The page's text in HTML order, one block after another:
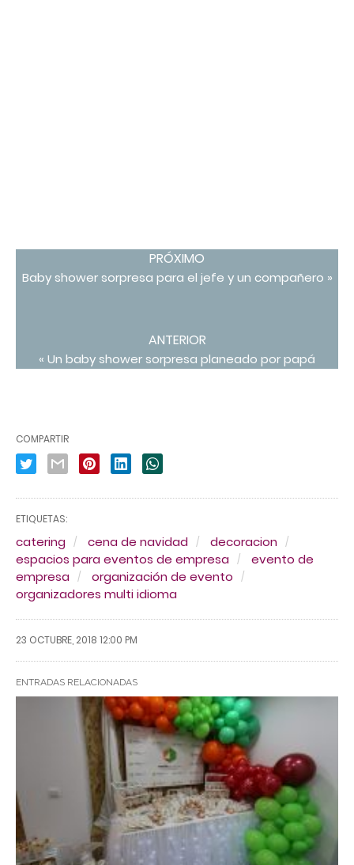
PRÓXIMO
Baby shower sorpresa para el jefe y un compañero »
ANTERIOR
« Un baby shower sorpresa planeado por papá
COMPARTIR
ETIQUETAS:
catering cena de navidad
decoracion
espacios para eventos de empresa
evento de
empresa
organización de evento
organizadores multi idioma
23 OCTUBRE, 2018 12:00 PM
ENTRADAS RELACIONADAS